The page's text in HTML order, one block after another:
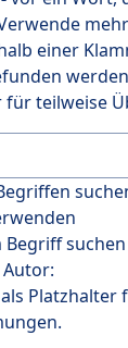
einer
für teilweise
Begriff suchen
Platzhalter